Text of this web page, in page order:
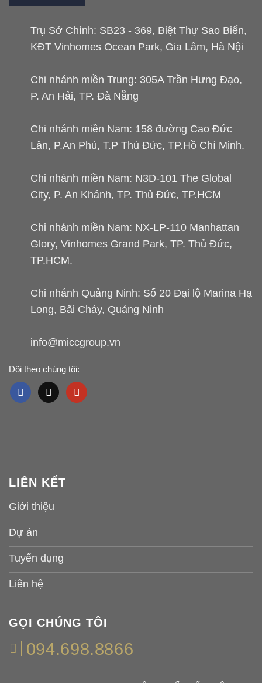
Trụ Sở Chính: SB23 - 369, Biệt Thự Sao Biển,
KĐT Vinhomes Ocean Park, Gia Lâm, Hà Nội
Chi nhánh miền Trung: 305A Trần Hưng Đạo,
P. An Hải, TP. Đà Nẵng
Chi nhánh miền Nam: 158 đường Cao Đức
Lân, P.An Phú, T.P Thủ Đức, TP.Hồ Chí Minh.
Chi nhánh miền Nam: N3D-101 The Global
City, P. An Khánh, TP. Thủ Đức, TP.HCM
Chi nhánh miền Nam: NX-LP-110 Manhattan
Glory, Vinhomes Grand Park, TP. Thủ Đức,
TP.HCM.
Chi nhánh Quảng Ninh: Số 20 Đại lộ Marina Hạ
Long, Bãi Cháy, Quảng Ninh
info@miccgroup.vn
Dõi theo chúng tôi:
LIÊN KẾT
Giới thiệu
Dự án
Tuyển dụng
Liên hệ
GỌI CHÚNG TÔI
094.698.8866